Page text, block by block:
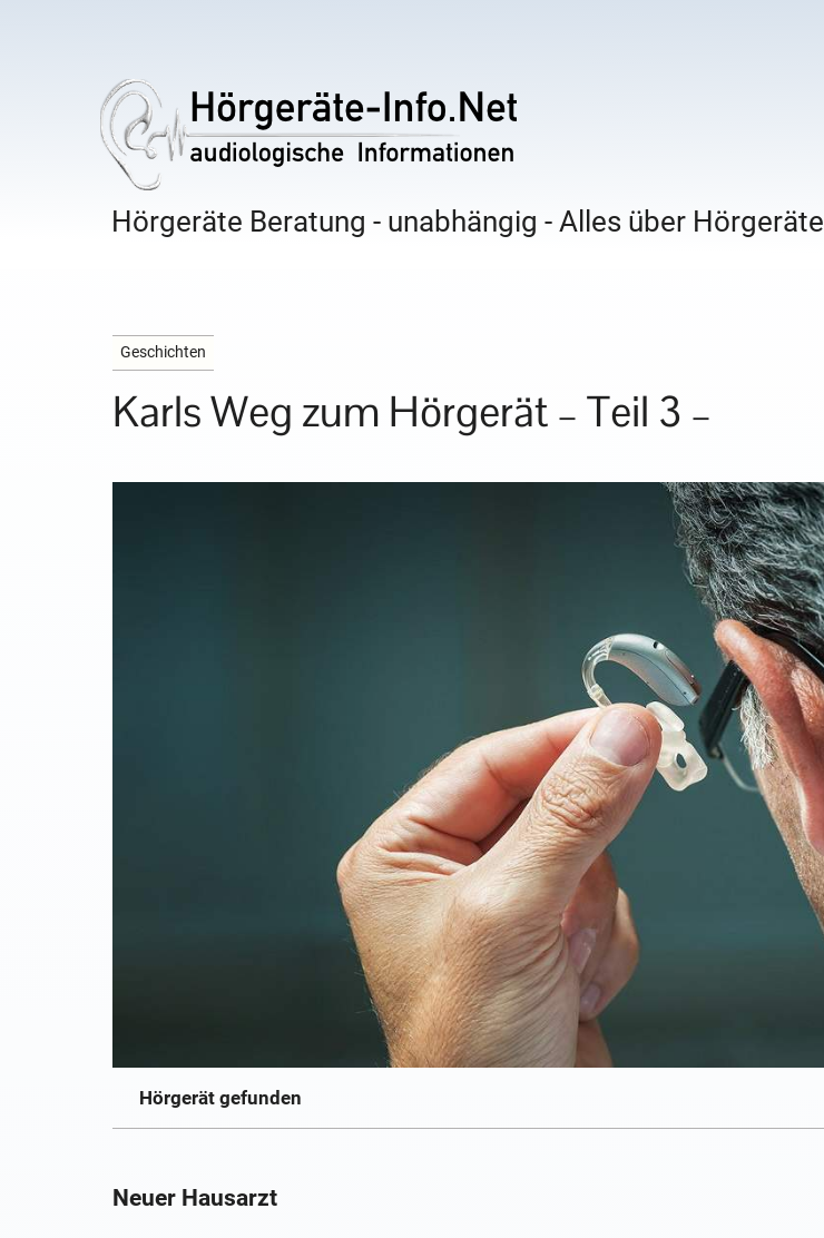
Hörgeräte Beratung - unabhängig - Alles über Hörgeräte
Geschichten
Karls Weg zum Hörgerät – Teil 3 –
Hörgerät gefunden
Neuer Hausarzt